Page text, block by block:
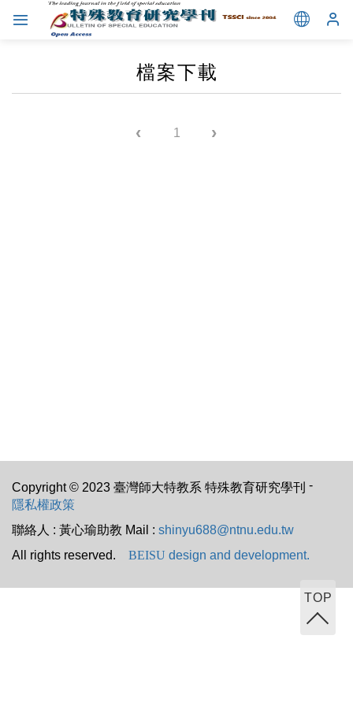
檔案下載
‹ 1 ›
TOP
Copyright © 2023 臺灣師大特教系 特殊教育研究學刊 -
隱私權政策
聯絡人 : 黃心瑜助教 Mail : shinyu688@ntnu.edu.tw
All rights reserved. BEISU design and development.